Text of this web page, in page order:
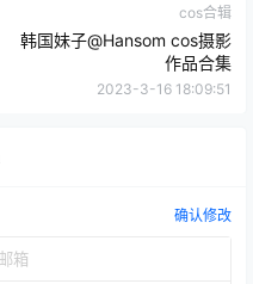
cos合辑
韩国妹子@Hansom cos摄影
作品合集
2023-3-16 18:09:51
确认修改